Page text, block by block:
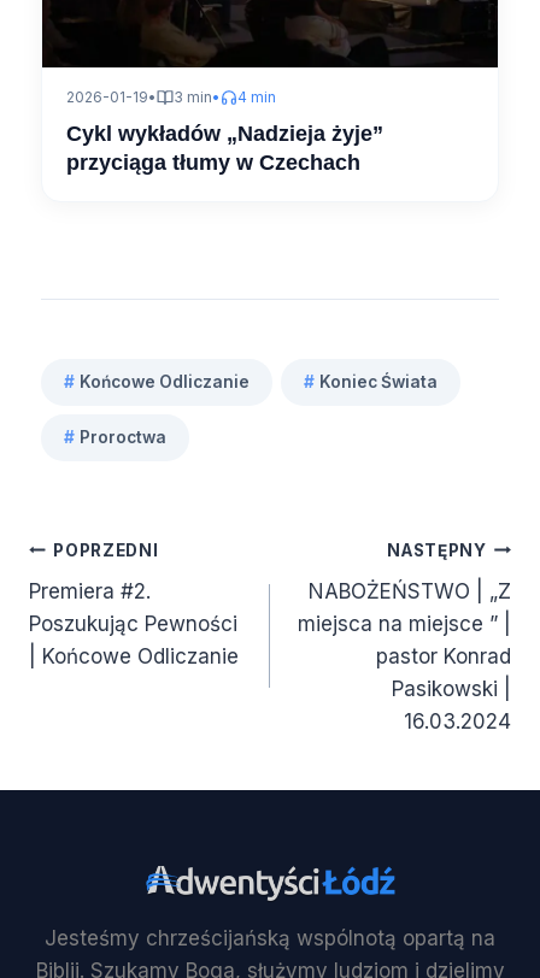
2026-01-19• 3 min• 4 min
Cykl wykładów „Nadzieja żyje”
przyciąga tłumy w Czechach
# Końcowe Odliczanie # Koniec Świata
# Proroctwa
Nawigacja
wpisu
POPRZEDNI
Premiera #2.
Poszukując Pewności
| Końcowe Odliczanie
NASTĘPNY
NABOŻEŃSTWO | „Z
miejsca na miejsce ” |
pastor Konrad
Pasikowski |
16.03.2024
Jesteśmy chrześcijańską wspólnotą opartą na
Biblii. Szukamy Boga, służymy ludziom i dzielimy